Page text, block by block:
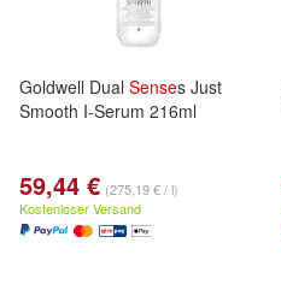
Goldwell Dual Senses Just
Smooth I-Serum 216ml
59,44 € (275,19 € / l)
Kostenloser Versand